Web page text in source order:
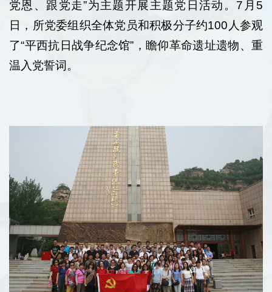
党恩、跟党走”为主题开展主题党日活动。7月5
日，所党委组织全体党员和积极分子约100人参观
了“平西抗日战争纪念馆”，瞻仰革命遗址遗物、重
温入党誓词。